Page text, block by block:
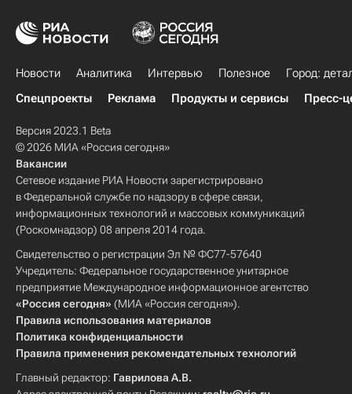
Новости Аналитика Интервью Полезное
Город:
Спецпроекты
Реклама Продукты и сервисы Пресс-
Версия 2023.1 Beta
© 2026 МИА «Россия сегодня»
Вакансии
Сетевое издание РИА Новости зарегистрировано
в Федеральной службе по надзору в сфере связи,
информационных технологий и массовых коммуникаций
(Роскомнадзор) 08 апреля 2014 года.
Свидетельство о регистрации Эл № ФС77-57640
Учредитель: Федеральное государственное унитарное
предприятие Международное информационное агентство
«Россия сегодня» (МИА «Россия сегодня»).
Правила использования материалов
Политика конфиденциальности
Правила применения рекомендательных технологий
Главный редактор: Гаврилова А.В.